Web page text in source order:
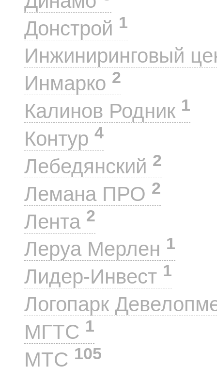
Донстрой 1
Инжиниринговый
Инмарко 2
Калинов Родник 1
Контур 4
Лебедянский 2
Лемана ПРО 2
Лента 2
Леруа Мерлен 1
Лидер-Инвест 1
Логопарк
МГТС 1
МТС 105